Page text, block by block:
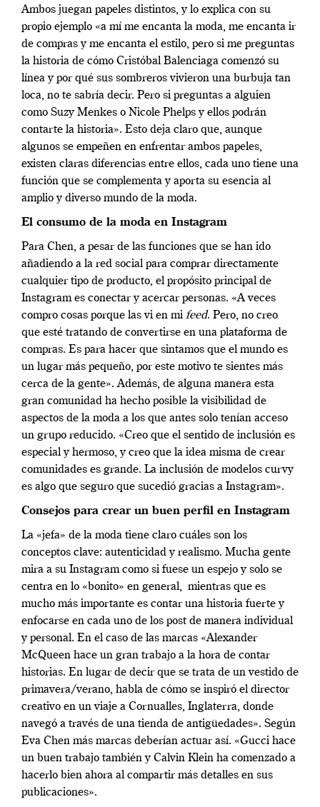
Ambos juegan papeles distintos, y lo explica con su
propio ejemplo «a mí me encanta la moda, me encanta ir
de compras y me encanta el estilo, pero si me preguntas
la historia de cómo Cristóbal Balenciaga comenzó su
línea y por qué sus sombreros vivieron una burbuja tan
loca, no te sabría decir. Pero si preguntas a alguien
como Suzy Menkes o Nicole Phelps y ellos podrán
contarte la historia». Esto deja claro que, aunque
algunos se empeñen en enfrentar ambos papeles,
existen claras diferencias entre ellos, cada uno tiene una
función que se complementa y aporta su esencia al
amplio y diverso mundo de la moda.
El consumo de la moda en Instagram
Para Chen, a pesar de las funciones que se han ido
añadiendo a la red social para comprar directamente
cualquier tipo de producto, el propósito principal de
Instagram es conectar y acercar personas. «A veces
compro cosas porque las vi en mi feed. Pero, no creo
que esté tratando de convertirse en una plataforma de
compras. Es para hacer que sintamos que el mundo es
un lugar más pequeño, por este motivo te sientes más
cerca de la gente». Además, de alguna manera esta
gran comunidad ha hecho posible la visibilidad de
aspectos de la moda a los que antes solo tenían acceso
un grupo reducido. «Creo que el sentido de inclusión es
especial y hermoso, y creo que la idea misma de crear
comunidades es grande. La inclusión de modelos curvy
es algo que seguro que sucedió gracias a Instagram».
Consejos para crear un buen perfil en Instagram
La «jefa» de la moda tiene claro cuáles son los
conceptos clave: autenticidad y realismo. Mucha gente
mira a su Instagram como si fuese un espejo y solo se
centra en lo «bonito» en general, mientras que es
mucho más importante es contar una historia fuerte y
enfocarse en cada uno de los post de manera individual
y personal. En el caso de las marcas «Alexander
McQueen hace un gran trabajo a la hora de contar
historias. En lugar de decir que se trata de un vestido de
primavera/verano, habla de cómo se inspiró el director
creativo en un viaje a Cornualles, Inglaterra, donde
navegó a través de una tienda de antigüedades». Según
Eva Chen más marcas deberían actuar así. «Gucci hace
un buen trabajo también y Calvin Klein ha comenzado a
hacerlo bien ahora al compartir más detalles en sus
publicaciones».